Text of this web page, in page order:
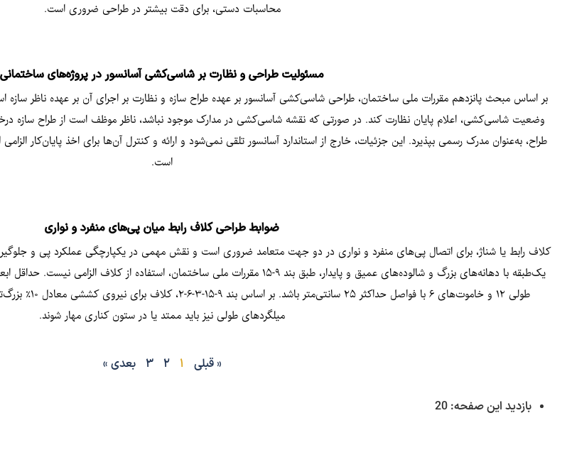
محاسبات دستی، برای دقت بیشتر در طراحی ضروری است.
مسئولیت طراحی و نظارت بر شاسی‌کشی آسانسور در پروژه‌های ساختمانی
بر اساس مبحث پانزدهم مقررات ملی ساختمان، طراحی شاسی‌کشی آسانسور بر عهده طراح سازه و نظارت بر اجرای آن بر عهده ناظر سازه
وضعیت شاسی‌کشی، اعلام پایان نظارت کند. در صورتی که نقشه‌ شاسی‌کشی در مدارک موجود نباشد، ناظر موظف است از طراح سازه
طراح، به‌عنوان مدرک رسمی بپذیرد. این جزئیات، خارج از استاندارد آسانسور تلقی نمی‌شود و ارائه و کنترل آن‌ها برای اخذ پایان‌کار
است.
ضوابط طراحی کلاف رابط میان پی‌های منفرد و نواری
کلاف رابط یا شناژ، برای اتصال پی‌های منفرد و نواری در دو جهت متعامد ضروری است و نقش مهمی در یکپارچگی عملکرد پی و
طولی ۱۲ و
میلگردهای طولی نیز باید ممتد یا در ستون کناری مهار شوند.
« قبلی 1
2
3 بعدی »
بازدید این صفحه: 20